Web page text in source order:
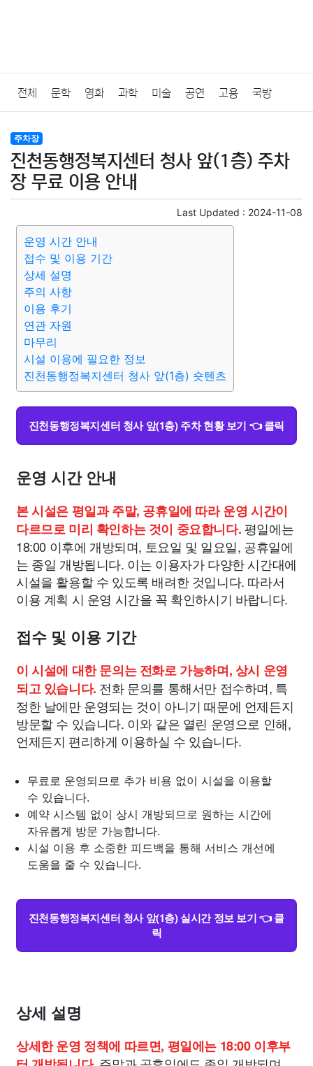
전체 문학 영화 과학 미술 공연 고용 국방
법률
질병 가요 방송 일상 주식 암호화폐 블록체인
미용 증권 인테리어
요리 상품리뷰
대출 자동차
종교 사회
부동산 외국어 교육 교통
주차장
진천동행정복지센터 청사 앞(1층) 주차
장 무료 이용 안내
Last Updated : 2024-11-08
운영 시간 안내
접수 및 이용 기간
상세 설명
주의 사항
이용 후기
연관 자원
마무리
시설 이용에 필요한 정보
진천동행정복지센터 청사 앞(1층) 숏텐츠
진천동행정복지센터 청사 앞(1층) 주차 현황 보기 👈 클릭
운영 시간 안내
본 시설은 평일과 주말, 공휴일에 따라 운영 시간이
다르므로 미리 확인하는 것이 중요합니다. 평일에는
18:00 이후에 개방되며, 토요일 및 일요일, 공휴일에
는 종일 개방됩니다. 이는 이용자가 다양한 시간대에
시설을 활용할 수 있도록 배려한 것입니다. 따라서
이용 계획 시 운영 시간을 꼭 확인하시기 바랍니다.
접수 및 이용 기간
이 시설에 대한 문의는 전화로 가능하며, 상시 운영
되고 있습니다. 전화 문의를 통해서만 접수하며, 특
정한 날에만 운영되는 것이 아니기 때문에 언제든지
방문할 수 있습니다. 이와 같은 열린 운영으로 인해,
언제든지 편리하게 이용하실 수 있습니다.
무료로 운영되므로 추가 비용 없이 시설을 이용할
수 있습니다.
예약 시스템 없이 상시 개방되므로 원하는 시간에
자유롭게 방문 가능합니다.
시설 이용 후 소중한 피드백을 통해 서비스 개선에
도움을 줄 수 있습니다.
진천동행정복지센터 청사 앞(1층) 실시간 정보 보기 👈 클
릭
상세 설명
상세한 운영 정책에 따르면, 평일에는 18:00 이후부